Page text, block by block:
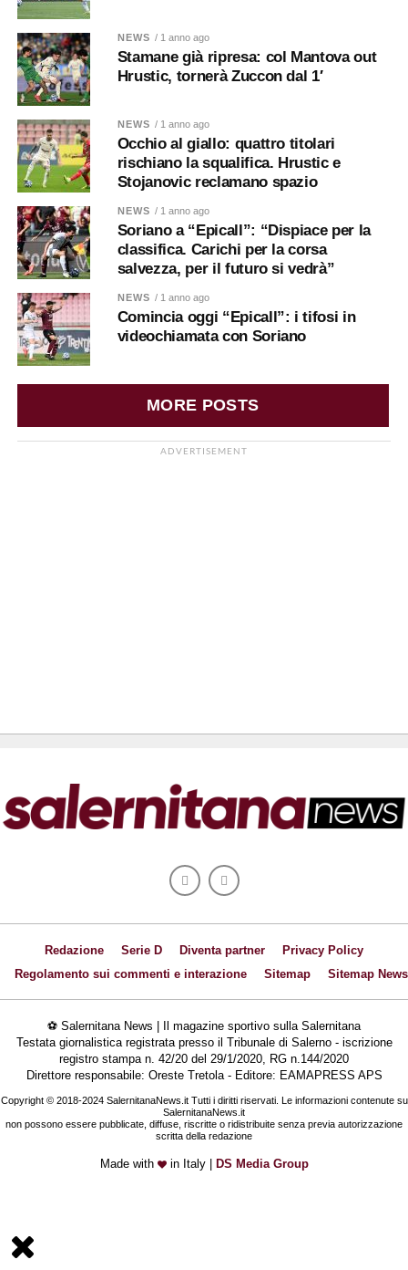
NEWS / 1 anno ago
Stamane già ripresa: col Mantova out
Hrustic, tornerà Zuccon dal 1′
NEWS / 1 anno ago
Occhio al giallo: quattro titolari
rischiano la squalifica. Hrustic e
Stojanovic reclamano spazio
NEWS / 1 anno ago
Soriano a “Epicall”: “Dispiace per la
classifica. Carichi per la corsa
salvezza, per il futuro si vedrà”
NEWS / 1 anno ago
Comincia oggi “Epicall”: i tifosi in
videochiamata con Soriano
MORE POSTS
ADVERTISEMENT
Redazione Serie D Diventa partner
Privacy Policy
Regolamento sui commenti e interazione
Sitemap Sitemap News
⚽ Salernitana News | Il magazine sportivo sulla Salernitana
Testata giornalistica registrata presso il Tribunale di Salerno - iscrizione
registro stampa n. 42/20 del 29/1/2020, RG n.144/2020
Direttore responsabile: Oreste Tretola - Editore: EAMAPRESS APS
Copyright © 2018-2024 SalernitanaNews.it Tutti i diritti riservati. Le informazioni contenute su
SalernitanaNews.it
non possono essere pubblicate, diffuse, riscritte o ridistribuite senza previa autorizzazione
scritta della redazione
Made with in Italy | DS Media Group